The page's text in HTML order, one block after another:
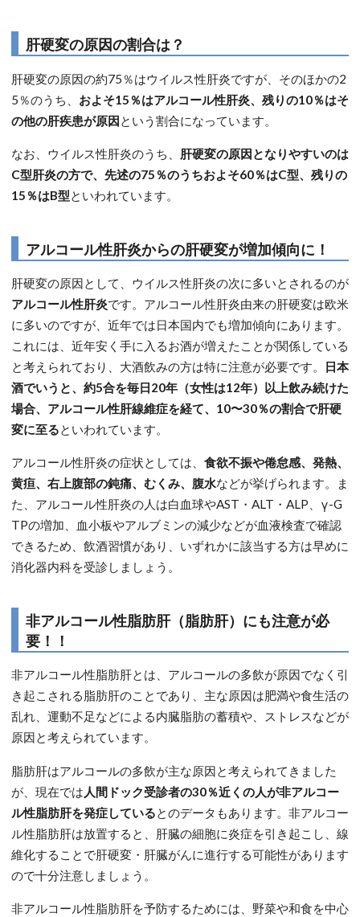
肝硬変の原因の割合は？
肝硬変の原因の約75％はウイルス性肝炎ですが、そのほかの2
5％のうち、 およそ15％はアルコール性肝炎、残りの10％はそ
の他の肝疾患が原因 という割合になっています。
なお、ウイルス性肝炎のうち、 肝硬変の原因となりやすいのは
C型肝炎の方で、先述の75％のうちおよそ60％はC型、残りの
15％はB型といわれています。
アルコール性肝炎からの肝硬変が増加傾向に！
肝硬変の原因として、ウイルス性肝炎の次に多いとされるのが
アルコール性肝炎です。アルコール性肝炎由来の肝硬変は欧米
に多いのですが、近年では日本国内でも増加傾向にあります。
これには、近年安く手に入るお酒が増えたことが関係している
と考えられており、大酒飲みの方は特に注意が必要です。
日本
酒でいうと、約5合を毎日20年（女性は12年）以上飲み続けた
場合、アルコール性肝線維症を経て、10〜30％の割合で肝硬
変に至るといわれています。
アルコール性肝炎の症状としては、 食欲不振や倦怠感、発熱、
黄疸、右上腹部の鈍痛、むくみ、腹水などが挙げられます。ま
た、アルコール性肝炎の人は白血球やAST・ALT・ALP、γ-G
TPの増加、血小板やアルブミンの減少などが血液検査で確認
できるため、飲酒習慣があり、いずれかに該当する方は早めに
消化器内科を受診しましょう。
非アルコール性脂肪肝（脂肪肝）にも注意が必
要！！
非アルコール性脂肪肝とは、アルコールの多飲が原因でなく引
き起こされる脂肪肝のことであり、主な原因は肥満や食生活の
乱れ、運動不足などによる内臓脂肪の蓄積や、ストレスなどが
原因と考えられています。
脂肪肝はアルコールの多飲が主な原因と考えられてきました
が、現在では 人間ドック受診者の30％近くの人が非アルコー
ル性脂肪肝を発症しているとのデータもあります。非アルコー
ル性脂肪肝は放置すると、肝臓の細胞に炎症を引き起こし、線
維化することで肝硬変・肝臓がんに進行する可能性があります
ので十分注意しましょう。
非アルコール性脂肪肝を予防するためには、野菜や和食を中心